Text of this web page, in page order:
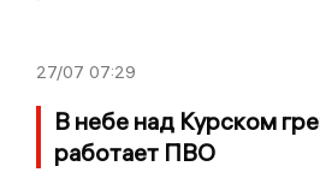
27/07 07:29
В небе над Курском
работает ПВО